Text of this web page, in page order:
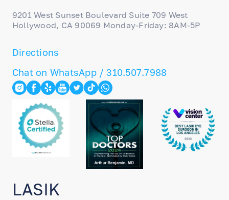
LASIK
9201 West Sunset Boulevard Suite 709 West
Hollywood, CA 90069 Monday-Friday: 8AM-5P
Directions
Chat on WhatsApp / 310.507.7988